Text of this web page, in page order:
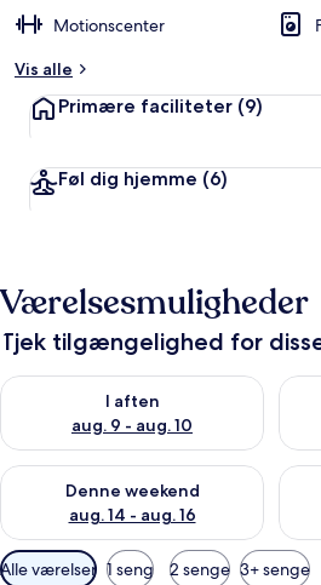
a
f
e
Motionscenter
Vis alle
Primære faciliteter (9)
Føl dig hjemme (6)
Værelsesmuligheder
Tjek tilgængelighed for
I aften
aug. 9 - aug. 10
Tjek tilgængelighed for i aften aug. 9
Denne weekend
aug. 14 - aug. 16
Tjek tilgængelighed for denne
Tilgængelige
Alle værelser 1 seng 2 senge 3+ senge